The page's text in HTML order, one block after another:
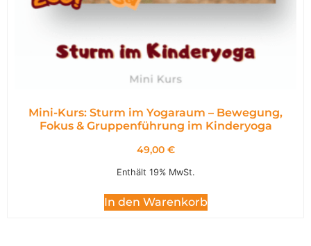
Mini-Kurs: Sturm im Yogaraum – Bewegung,
Fokus & Gruppenführung im Kinderyoga
49,00 €
Enthält 19% MwSt.
In den Warenkorb